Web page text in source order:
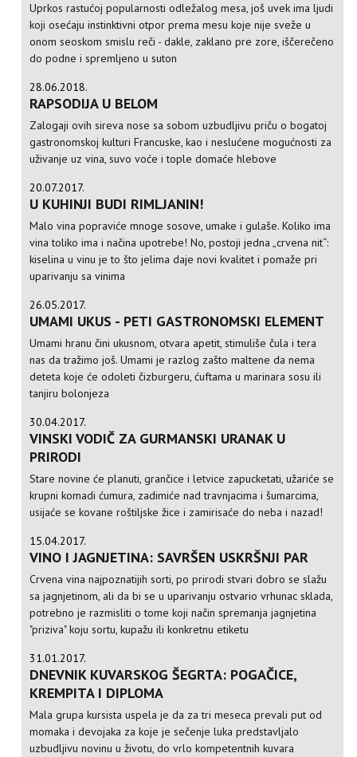
Uprkos rastućoj popularnosti odležalog mesa, još uvek ima ljudi
koji osećaju instinktivni otpor prema mesu koje nije sveže u
onom seoskom smislu reči - dakle, zaklano pre zore, iščerečeno
do podne i spremljeno u suton
28.06.2018.
RAPSODIJA U BELOM
Zalogaji ovih sireva nose sa sobom uzbudljivu priču o bogatoj
gastronomskoj kulturi Francuske, kao i neslućene mogućnosti za
uživanje uz vina, suvo voće i tople domaće hlebove
20.07.2017.
U KUHINJI BUDI RIMLJANIN!
Malo vina popraviće mnoge sosove, umake i gulaše. Koliko ima
vina toliko ima i načina upotrebe! No, postoji jedna „crvena nit“:
kiselina u vinu je to što jelima daje novi kvalitet i pomaže pri
uparivanju sa vinima
26.05.2017.
UMAMI UKUS - PETI GASTRONOMSKI ELEMENT
Umami hranu čini ukusnom, otvara apetit, stimuliše čula i tera
nas da tražimo još. Umami je razlog zašto maltene da nema
deteta koje će odoleti čizburgeru, ćuftama u marinara sosu ili
tanjiru bolonjeza
30.04.2017.
VINSKI VODIČ ZA GURMANSKI URANAK U
PRIRODI
Stare novine će planuti, grančice i letvice zapucketati, užariće se
krupni komadi ćumura, zadimiće nad travnjacima i šumarcima,
usijaće se kovane roštiljske žice i zamirisaće do neba i nazad!
15.04.2017.
VINO I JAGNJETINA: SAVRŠEN USKRŠNJI PAR
Crvena vina najpoznatijih sorti, po prirodi stvari dobro se slažu
sa jagnjetinom, ali da bi se u uparivanju ostvario vrhunac sklada,
potrebno je razmisliti o tome koji način spremanja jagnjetina
"priziva" koju sortu, kupažu ili konkretnu etiketu
31.01.2017.
DNEVNIK KUVARSKOG ŠEGRTA: POGAČICE,
KREMPITA I DIPLOMA
Mala grupa kursista uspela je da za tri meseca prevali put od
momaka i devojaka za koje je sečenje luka predstavljalo
uzbudljivu novinu u životu, do vrlo kompetentnih kuvara